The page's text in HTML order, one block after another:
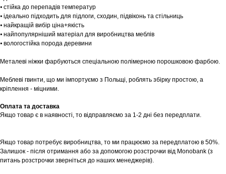
⦁ стійка до перепадів температур
⦁ ідеально підходить для підлоги, сходин, підвіконь та стільниць
⦁ найкращій вибір ціна+якість
⦁ найпопулярніший матеріал для виробництва меблів
⦁ вологостійка порода деревини
Металеві ніжки фарбуються спеціальною полімерною порошковою фарбою.
Меблеві гвинти, що ми імпортуємо з Польщі, роблять збірку простою, а
кріплення - міцними.
Оплата та доставка
Якщо товар є в наявності, то відправляємо за 1-2 дні без передплати.
Якщо товар потребує виробництва, то ми працюємо за передплатою в 50%.
Залишок - після отримання або за допомогою розстрочки від Monobank (з
питань розстрочки зверніться до наших менеджерів).
Шоурум
Tekstura
Заплануйте візит у простір створений
Записатися